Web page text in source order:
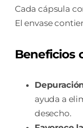
Cada cápsula
El envase
Beneficios
ayuda a
desecho.